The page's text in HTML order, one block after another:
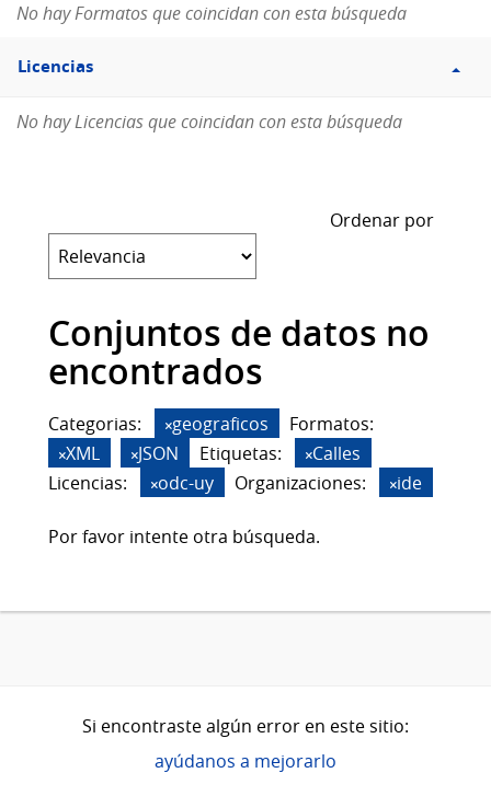
No hay Formatos que coincidan con esta búsqueda
Filtro
Licencias
Licencias
No hay Licencias que coincidan con esta búsqueda
Ordenar por
Conjuntos de datos no
encontrados
Categorias: geograficos
Formatos:
XML
JSON Etiquetas:
Calles
Licencias:
odc-uy Organizaciones: ide
Por favor intente otra búsqueda.
Si encontraste algún error en este sitio:
ayúdanos a mejorarlo